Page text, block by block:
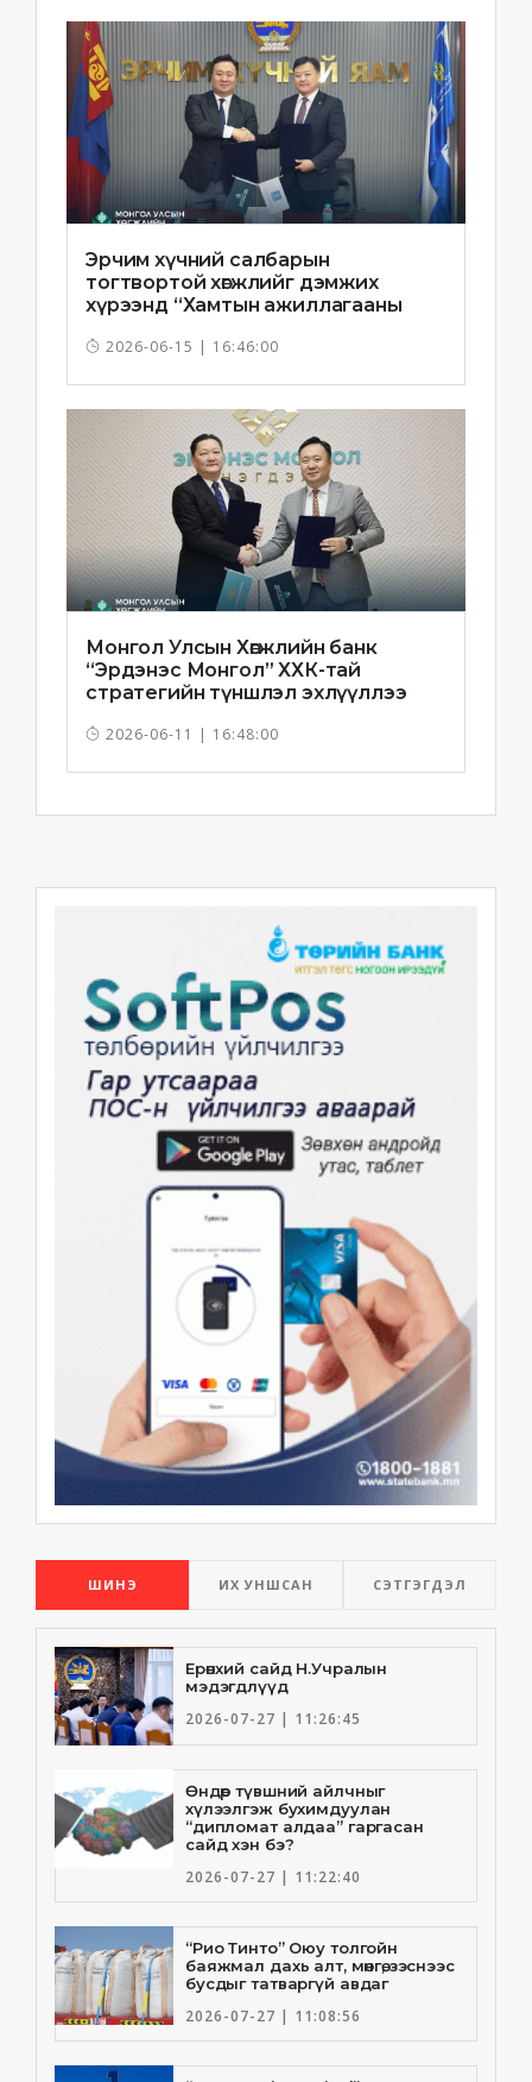
Эрчим хүчний салбарын
тогтвортой хөгжлийг дэмжих
хүрээнд “Хамтын ажиллагааны
2026-06-15 | 16:46:00
Монгол Улсын Хөгжлийн банк
“Эрдэнэс Монгол” ХХК-тай
стратегийн түншлэл эхлүүллээ
2026-06-11 | 16:48:00
ШИНЭ ИХ УНШСАН СЭТГЭГДЭЛ
Ерөнхий сайд Н.Учралын
мэдэгдлүүд
2026-07-27 | 11:26:45
Өндөр түвшний айлчныг
хүлээлгэж бухимдуулан
“дипломат алдаа” гаргасан
сайд хэн бэ?
2026-07-27 | 11:22:40
“Рио Тинто” Оюу толгойн
баяжмал дахь алт, мөнгө, зэснээс
бусдыг татваргүй авдаг
2026-07-27 | 11:08:56